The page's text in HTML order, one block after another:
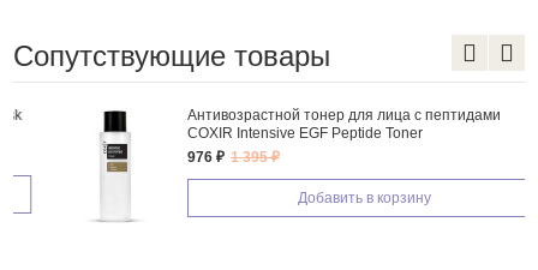
Сопутствующие товары
Антивозрастной тонер для лица с пептидами
COXIR Intensive EGF Peptide Toner
976 ₽ 1 395 ₽
Добавить в корзину